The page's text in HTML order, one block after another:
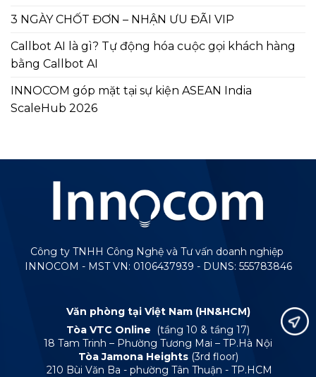
3 NGÀY CHỐT ĐƠN – NHẬN ƯU ĐÃI VIP
Callbot AI là gì? Tự động hóa cuộc gọi khách hàng
bằng Callbot AI
INNOCOM góp mặt tại sự kiện ASEAN India
ScaleHub 2026
Công ty TNHH Công Nghệ và Tư vấn doanh nghiệp
INNOCOM - MST VN: 0106437939 - DUNS: 555783846
Văn phòng tại Việt Nam (HN&HCM)
Tòa VTC Online
(tầng 10 & tầng 17)
18 Tam Trinh – Phường Tương Mai – TP.Hà Nội
Tòa Jamona Heights (3rd floor)
210 Bùi Văn Ba - phường Tân Thuận - TP.HCM